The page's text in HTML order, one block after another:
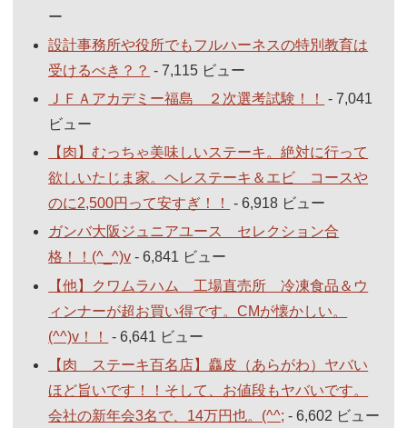
ー
設計事務所や役所でもフルハーネスの特別教育は
受けるべき？？ - 7,115 ビュー
ＪＦＡアカデミー福島 ２次選考試験！！
- 7,041
ビュー
【肉】むっちゃ美味しいステーキ。絶対に行って
欲しいたじま家。ヘレステーキ＆エビ コースや
のに2,500円って安すぎ！！
- 6,918 ビュー
ガンバ大阪ジュニアユース セレクション合
格！！(^_^)v - 6,841 ビュー
【他】クワムラハム 工場直売所 冷凍食品＆ウ
ィンナーが超お買い得です。CMが懐かしい。
(^^)v！！
- 6,641 ビュー
【肉 ステーキ百名店】麤皮（あらがわ）ヤバい
ほど旨いです！！そして、お値段もヤバいです。
会社の新年会3名で、14万円也。(^^; - 6,602 ビュー